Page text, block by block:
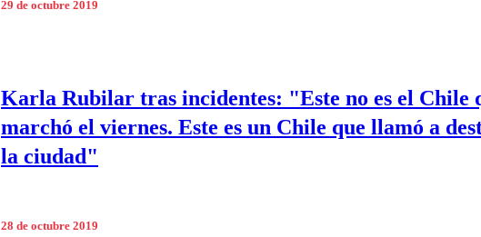
29 de octubre 2019
Karla Rubilar tras incidentes: "Este no es el Chile
marchó el viernes. Este es un Chile que llamó a
la ciudad"
28 de octubre 2019